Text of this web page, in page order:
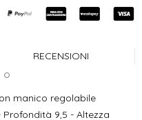
RECENSIONI
manico regolabile
Profondità 9,5 - Altezza